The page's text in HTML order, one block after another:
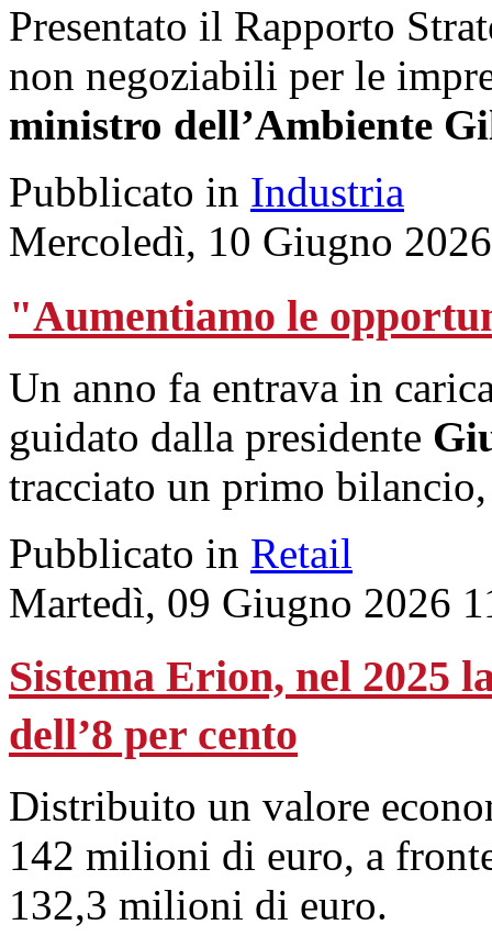
Presentato il Rapporto
non negoziabili per le
ministro dell’Ambiente
Pubblicato in Industria
Mercoledì, 10 Giugno
"Aumentiamo le
Un anno fa entrava in
guidato dalla presidente
tracciato un primo
Pubblicato in Retail
Martedì, 09 Giugno 2026
Sistema Erion, nel 2025
dell’8 per cento
Distribuito un valore
142 milioni di euro, a
132,3 milioni di euro.